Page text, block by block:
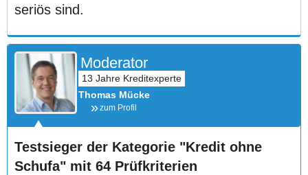
seriös sind.
Moderator
Thomas Mücke
zum Profil
Testsieger der Kategorie "Kredit ohne
Schufa" mit 64 Prüfkriterien